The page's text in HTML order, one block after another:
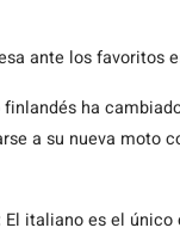
ante los favoritos
ha
a su nueva
El italiano es el único